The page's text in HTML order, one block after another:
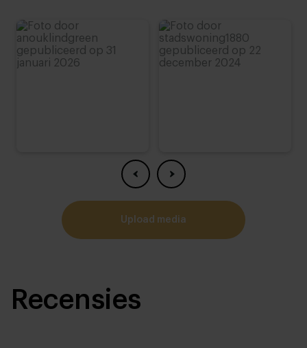
upload media
Recensies